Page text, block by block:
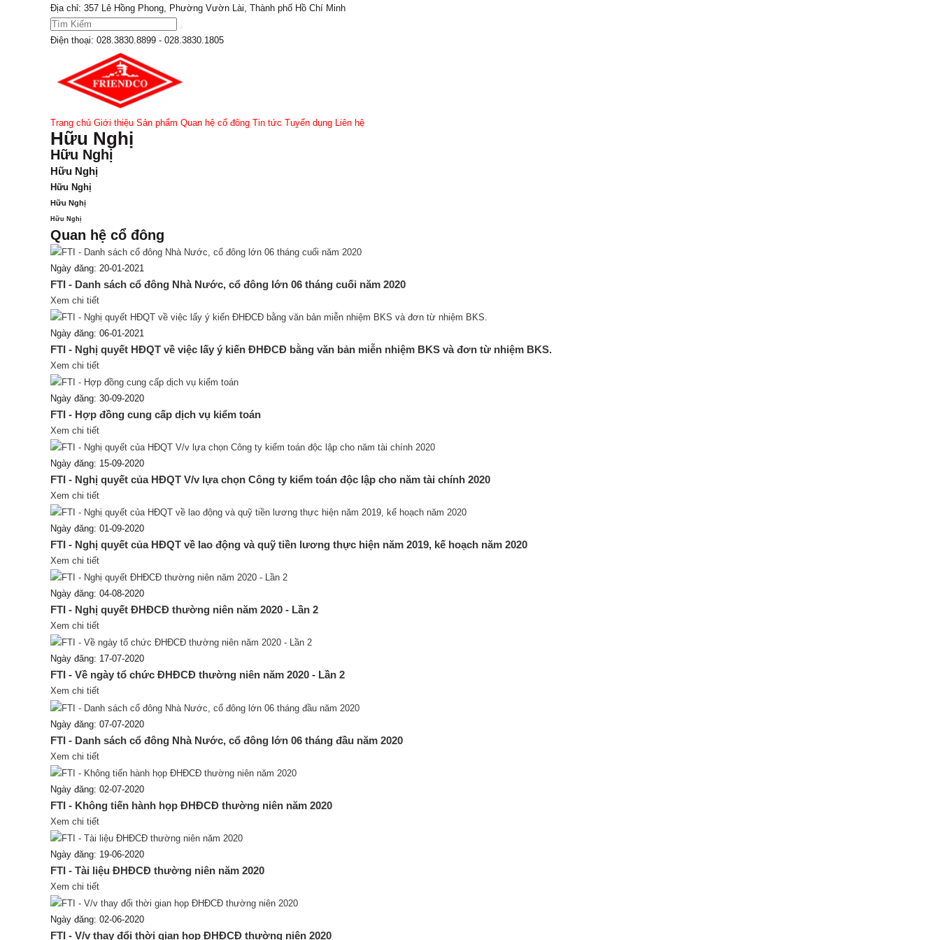
Địa chỉ: 357 Lê Hồng Phong, Phường Vườn Lài, Thành phố Hồ Chí Minh
Điện thoại: 028.3830.8899 - 028.3830.1805
Trang chủ Giới thiệu Sản phẩm Quan hệ cổ đông Tin tức Tuyển dụng Liên hệ
Hữu Nghị
Hữu Nghị
Hữu Nghị
Hữu Nghị
Hữu Nghị
Hữu Nghị
Quan hệ cổ đông
Ngày đăng: 20-01-2021
FTI - Danh sách cổ đông Nhà Nước, cổ đông lớn 06 tháng cuối năm 2020
Xem chi tiết
Ngày đăng: 06-01-2021
FTI - Nghị quyết HĐQT về việc lấy ý kiến ĐHĐCĐ bằng văn bản miễn nhiệm BKS và đơn từ nhiệm BKS.
Xem chi tiết
Ngày đăng: 30-09-2020
FTI - Hợp đồng cung cấp dịch vụ kiểm toán
Xem chi tiết
Ngày đăng: 15-09-2020
FTI - Nghị quyết của HĐQT V/v lựa chọn Công ty kiểm toán độc lập cho năm tài chính 2020
Xem chi tiết
Ngày đăng: 01-09-2020
FTI - Nghị quyết của HĐQT về lao động và quỹ tiền lương thực hiện năm 2019, kế hoạch năm 2020
Xem chi tiết
Ngày đăng: 04-08-2020
FTI - Nghị quyết ĐHĐCĐ thường niên năm 2020 - Lần 2
Xem chi tiết
Ngày đăng: 17-07-2020
FTI - Về ngày tổ chức ĐHĐCĐ thường niên năm 2020 - Lần 2
Xem chi tiết
Ngày đăng: 07-07-2020
FTI - Danh sách cổ đông Nhà Nước, cổ đông lớn 06 tháng đầu năm 2020
Xem chi tiết
Ngày đăng: 02-07-2020
FTI - Không tiến hành họp ĐHĐCĐ thường niên năm 2020
Xem chi tiết
Ngày đăng: 19-06-2020
FTI - Tài liệu ĐHĐCĐ thường niên năm 2020
Xem chi tiết
Ngày đăng: 02-06-2020
FTI - V/v thay đổi thời gian họp ĐHĐCĐ thường niên 2020